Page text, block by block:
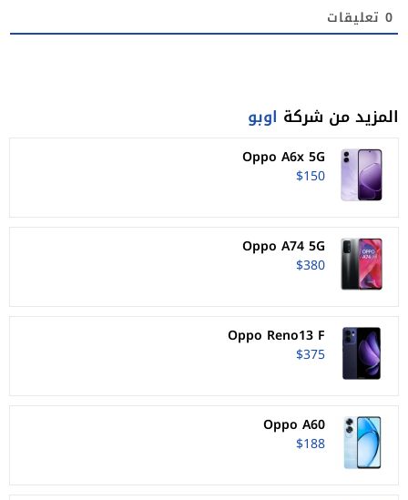
0 تعليقات
المزيد من شركة اوبو
Oppo A6x 5G
$150
Oppo A74 5G
$380
Oppo Reno13 F
$375
Oppo A60
$188